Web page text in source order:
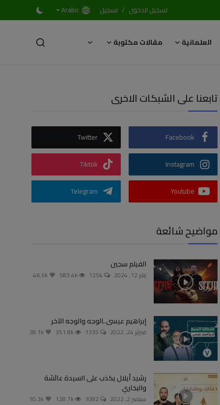
تسجيل الدخول / تسجيل Arabic
العلمانية
مقالات مكتوبة
تابعنا على الشبكات الاخرى
Facebook
Twitter
Instagram
Tiktok
Youtube
Telegram
مواضيح شائعة
الفيلم سجين
يناير 12, 2024 1254
583.4k
إبراهيم عيسى..الوجه والوجه الآخر
فبراير 24, 2022 1335
351.8k
رشيد أيلال يكذب على السيدة عائشة
والبخاري
سبتمبر 2, 2022 1082
128.7k